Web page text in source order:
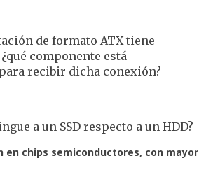
de formato ATX tiene
componente está
recibir dicha conexión?
a un SSD respecto a un HDD?
en chips semiconductores, con mayor